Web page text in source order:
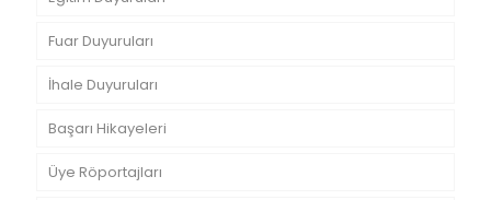
Fuar Duyuruları
İhale Duyuruları
Başarı Hikayeleri
Üye Röportajları